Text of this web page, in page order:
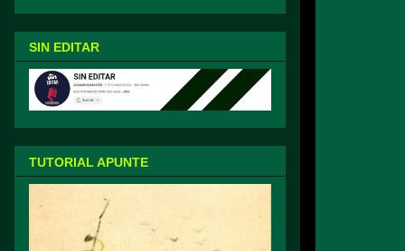
SIN EDITAR
TUTORIAL APUNTE